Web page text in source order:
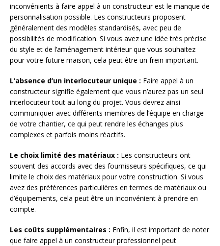
inconvénients à faire appel à un constructeur est le manque de
personnalisation possible. Les constructeurs proposent
généralement des modèles standardisés, avec peu de
possibilités de modification. Si vous avez une idée très précise
du style et de l’aménagement intérieur que vous souhaitez
pour votre future maison, cela peut être un frein important.
L’absence d’un interlocuteur unique : Faire appel à un
constructeur signifie également que vous n’aurez pas un seul
interlocuteur tout au long du projet. Vous devrez ainsi
communiquer avec différents membres de l’équipe en charge
de votre chantier, ce qui peut rendre les échanges plus
complexes et parfois moins réactifs.
Le choix limité des matériaux : Les constructeurs ont
souvent des accords avec des fournisseurs spécifiques, ce qui
limite le choix des matériaux pour votre construction. Si vous
avez des préférences particulières en termes de matériaux ou
d’équipements, cela peut être un inconvénient à prendre en
compte.
Les coûts supplémentaires : Enfin, il est important de noter
que faire appel à un constructeur professionnel peut